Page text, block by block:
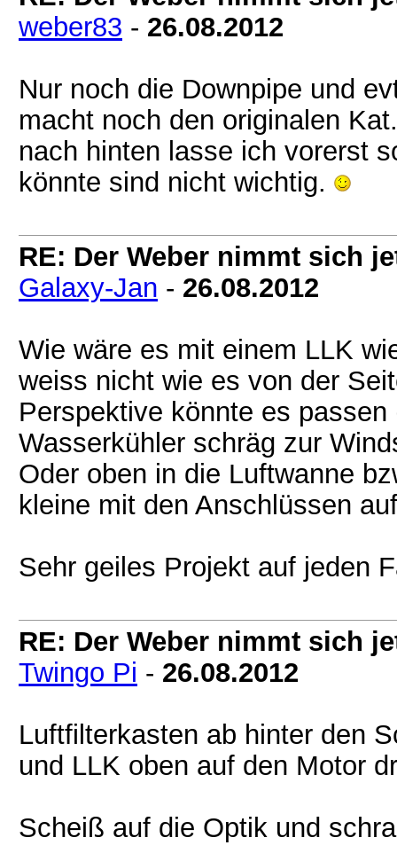
weber83 - 26.08.2012
Nur noch die Downpipe und
macht noch den originalen
nach hinten lasse ich vorerst
könnte sind nicht wichtig.
RE: Der Weber nimmt sich
Galaxy-Jan - 26.08.2012
Wie wäre es mit einem LLK
weiss nicht wie es von der
Perspektive könnte es
Wasserkühler schräg zur
Oder oben in die Luftwanne
kleine mit den Anschlüssen
Sehr geiles Projekt auf jeden
RE: Der Weber nimmt sich
Twingo Pi - 26.08.2012
Luftfilterkasten ab hinter den
und LLK oben auf den Motor
Scheiß auf die Optik und